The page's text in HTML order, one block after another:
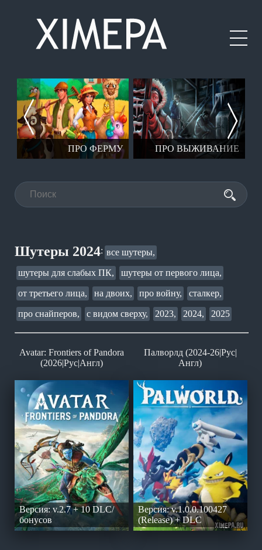
ПРО ФЕРМУ ПРО ВЫЖИВАНИЕ
Шутеры 2024: все шутеры,
шутеры для слабых ПК, шутеры от первого лица,
от третьего лица, на двоих, про войну, сталкер,
про снайперов, с видом сверху, 2023, 2024, 2025
Avatar: Frontiers of Pandora
(2026|Рус|Англ)
Версия: v.2.7 + 10 DLC/
бонусов
Палворлд (2024-26|Рус|
Англ)
Версия: v.1.0.0.100427
(Release) + DLC